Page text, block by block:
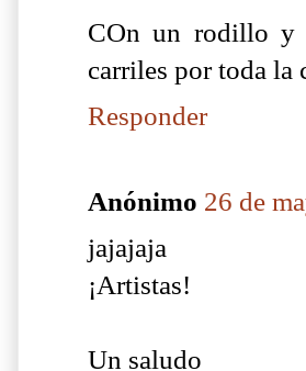
COn un rodillo y
carriles por toda la
Responder
Anónimo 26 de
jajajaja
¡Artistas!
Un saludo